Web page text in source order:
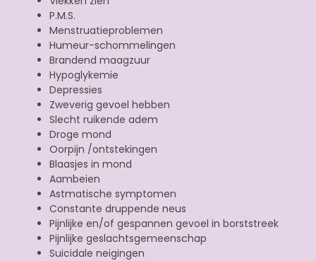
P.M.S.
Menstruatieproblemen
Humeur-schommelingen
Brandend maagzuur
Hypoglykemie
Depressies
Zweverig gevoel hebben
Slecht ruikende adem
Droge mond
Oorpijn /ontstekingen
Blaasjes in mond
Aambeien
Astmatische symptomen
Constante druppende neus
Pijnlijke en/of gespannen gevoel in borststreek
Pijnlijke geslachtsgemeenschap
Suicidale neigingen